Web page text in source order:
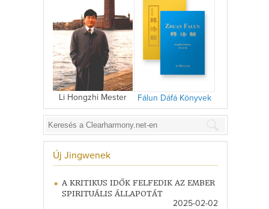
Li Hongzhi Mester Fálun Dáfá Könyvek
Új Jingwenek
A KRITIKUS IDŐK FELFEDIK AZ EMBER
SPIRITUÁLIS ÁLLAPOTÁT
2025-02-02